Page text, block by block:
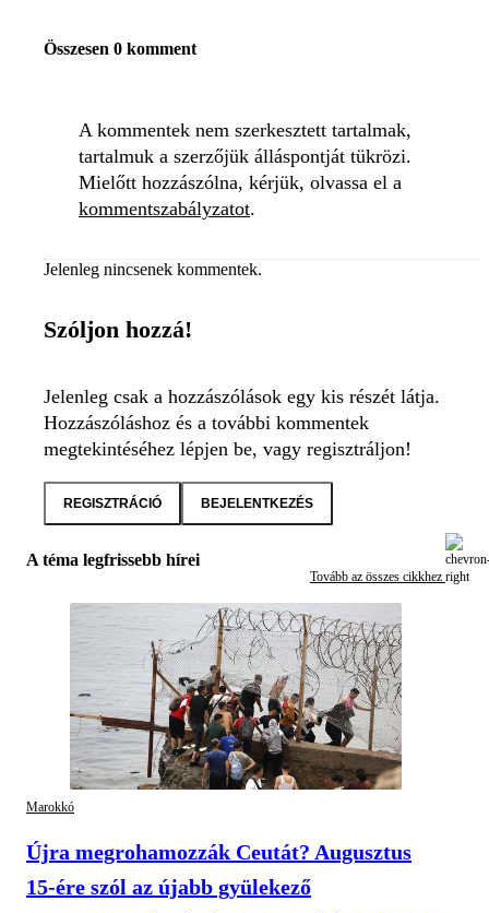
Összesen 0 komment
A kommentek nem szerkesztett tartalmak,
tartalmuk a szerzőjük álláspontját tükrözi.
Mielőtt hozzászólna, kérjük, olvassa el a
kommentszabályzatot.
Jelenleg nincsenek kommentek.
Szóljon hozzá!
Jelenleg csak a hozzászólások egy kis részét látja.
Hozzászóláshoz és a további kommentek
megtekintéséhez lépjen be, vagy regisztráljon!
REGISZTRÁCIÓ BEJELENTKEZÉS
A téma legfrissebb hírei
Tovább az összes cikkhez
Marokkó
Újra megrohamozzák Ceutát? Augusztus
15-ére szól az újabb gyülekező